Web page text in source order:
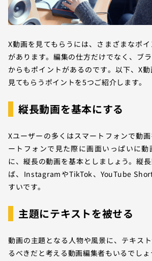
X動画を見てもらうには、さまざまなポ
があります。編集の仕方だけでなく、ブ
からもポイントがあるのです。以下、X
見てもらうポイントを5つご紹介します。
縦長動画を基本にする
Xユーザーの多くはスマートフォンで動
ートフォンで見た際に画面いっぱいに動
に、縦長の動画を基本としましょう。縦
ば、InstagramやTikTok、YouTube
すいです。
主題にテキストを被せる
動画の主題となる人物や風景に、テキス
るべきだと考える動画編集者もいるでしょ